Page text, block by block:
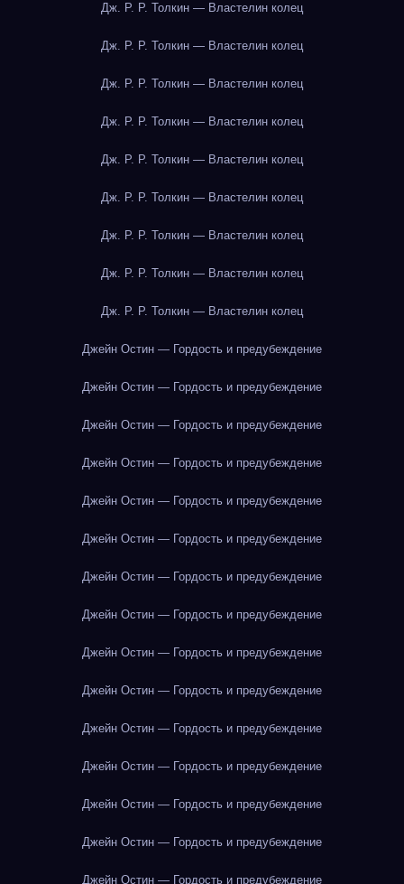
Дж. Р. Р. Толкин — Властелин колец
Дж. Р. Р. Толкин — Властелин колец
Дж. Р. Р. Толкин — Властелин колец
Дж. Р. Р. Толкин — Властелин колец
Дж. Р. Р. Толкин — Властелин колец
Дж. Р. Р. Толкин — Властелин колец
Дж. Р. Р. Толкин — Властелин колец
Дж. Р. Р. Толкин — Властелин колец
Дж. Р. Р. Толкин — Властелин колец
Джейн Остин — Гордость и предубеждение
Джейн Остин — Гордость и предубеждение
Джейн Остин — Гордость и предубеждение
Джейн Остин — Гордость и предубеждение
Джейн Остин — Гордость и предубеждение
Джейн Остин — Гордость и предубеждение
Джейн Остин — Гордость и предубеждение
Джейн Остин — Гордость и предубеждение
Джейн Остин — Гордость и предубеждение
Джейн Остин — Гордость и предубеждение
Джейн Остин — Гордость и предубеждение
Джейн Остин — Гордость и предубеждение
Джейн Остин — Гордость и предубеждение
Джейн Остин — Гордость и предубеждение
Джейн Остин — Гордость и предубеждение